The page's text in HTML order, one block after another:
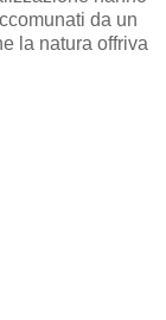
da un
la natura offriva